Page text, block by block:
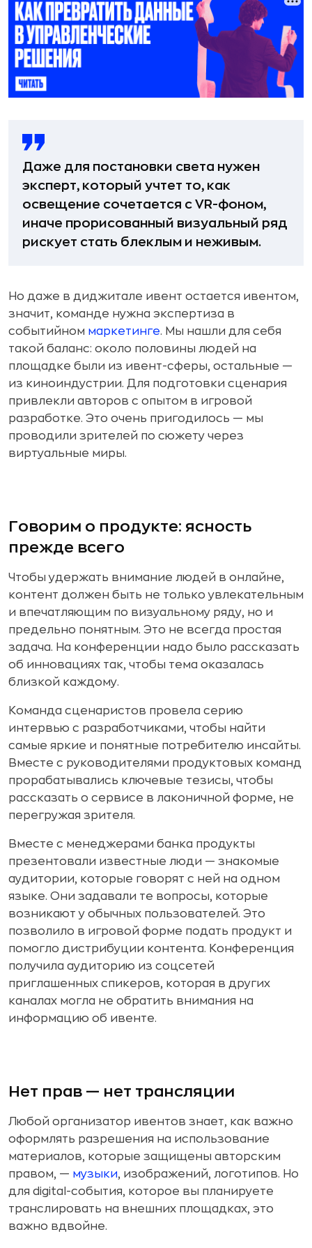
Даже для постановки света нужен
эксперт, который учтет то, как
освещение сочетается с VR-фоном,
иначе прорисованный визуальный ряд
рискует стать блеклым и неживым.
Но даже в диджитале ивент остается ивентом,
значит, команде нужна экспертиза в
событийном маркетинге. Мы нашли для себя
такой баланс: около половины людей на
площадке были из ивент-сферы, остальные —
из киноиндустрии. Для подготовки сценария
привлекли авторов с опытом в игровой
разработке. Это очень пригодилось — мы
проводили зрителей по сюжету через
виртуальные миры.
Говорим о продукте: ясность
прежде всего
Чтобы удержать внимание людей в онлайне,
контент должен быть не только увлекательным
и впечатляющим по визуальному ряду, но и
предельно понятным. Это не всегда простая
задача. На конференции надо было рассказать
об инновациях так, чтобы тема оказалась
близкой каждому.
Команда сценаристов провела серию
интервью с разработчиками, чтобы найти
самые яркие и понятные потребителю инсайты.
Вместе с руководителями продуктовых команд
прорабатывались ключевые тезисы, чтобы
рассказать о сервисе в лаконичной форме, не
перегружая зрителя.
Вместе с менеджерами банка продукты
презентовали известные люди — знакомые
аудитории, которые говорят с ней на одном
языке. Они задавали те вопросы, которые
возникают у обычных пользователей. Это
позволило в игровой форме подать продукт и
помогло дистрибуции контента. Конференция
получила аудиторию из соцсетей
приглашенных спикеров, которая в других
каналах могла не обратить внимания на
информацию об ивенте.
Нет прав — нет трансляции
Любой организатор ивентов знает, как важно
оформлять разрешения на использование
материалов, которые защищены авторским
правом, — музыки, изображений, логотипов. Но
для digital-события, которое вы планируете
транслировать на внешних площадках, это
важно вдвойне.